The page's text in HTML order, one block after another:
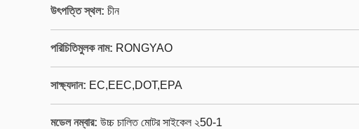
উৎপত্তি স্থল: চীন
পরিচিতিমুলক নাম: RONGYAO
সাক্ষ্যদান: EC,EEC,DOT,EPA
মডেল নম্বার: উচ্চ চালিত মোটর সাইকেল ২50-1